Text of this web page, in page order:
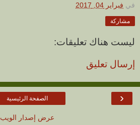
في فبراير 04, 2017
مشاركة
ليست هناك تعليقات:
إرسال تعليق
‹ الصفحة الرئيسية
عرض إصدار الويب